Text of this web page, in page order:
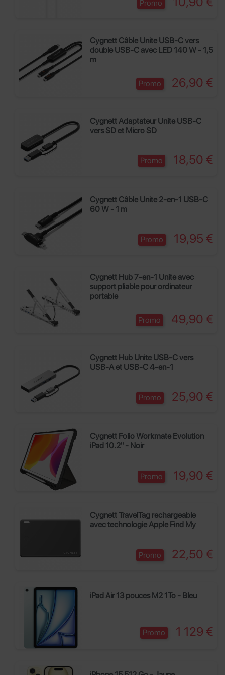
Promo
Cygnett Câble Unite USB-C vers
double USB-C avec LED 140 W - 1,5
m
Promo Prix
26,90 €
Cygnett Adaptateur Unite USB-C
vers SD et Micro SD
Promo Prix
18,50 €
Cygnett Câble Unite 2-en-1 USB-C
60 W - 1 m
Promo Prix
19,95 €
Cygnett Hub 7-en-1 Unite avec
support pliable pour ordinateur
portable
Promo Prix
49,90 €
Cygnett Hub Unite USB-C vers
USB-A et USB-C 4-en-1
Promo Prix
25,90 €
Cygnett Folio Workmate Evolution
iPad 10.2" - Noir
Promo Prix
19,90 €
Cygnett TravelTag rechargeable
avec technologie Apple Find My
Promo Prix
22,50 €
iPad Air 13 pouces M2 1To - Bleu
Promo Prix
1 129 €